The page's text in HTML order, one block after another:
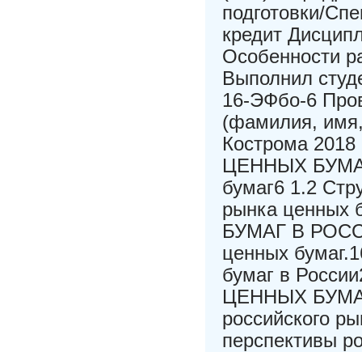
подготовки/
кредит
Особенности
Выполнил
16-ЭФбо-6
(фамилия, имя,
Кострома
ЦЕННЫХ
бумаг6 1.2
рынка
БУМАГ В
ценных
бумаг в
ЦЕННЫХ
российского
перспективы